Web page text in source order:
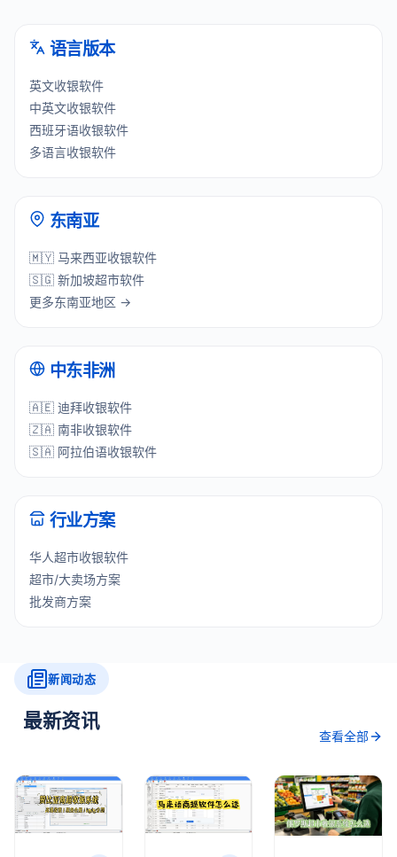
语言版本
英文收银软件
中英文收银软件
西班牙语收银软件
多语言收银软件
东南亚
🇲🇾 马来西亚收银软件
🇸🇬 新加坡超市软件
更多东南亚地区 →
中东非洲
🇦🇪 迪拜收银软件
🇿🇦 南非收银软件
🇸🇦 阿拉伯语收银软件
行业方案
华人超市收银软件
超市/大卖场方案
批发商方案
新闻动态
最新资讯
查看全部